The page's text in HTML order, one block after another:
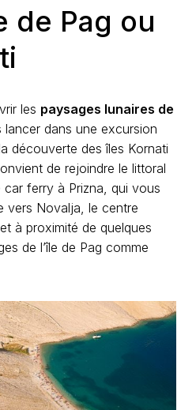
de Pag ou
les paysages lunaires de
dans une excursion
découverte des îles Kornati
de rejoindre le littoral
ferry à Prizna, qui vous
vers Novalja, le centre
à proximité de quelques
de l’île de Pag comme